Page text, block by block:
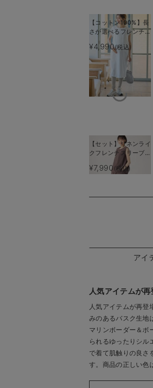
【コットン100%】長
さが選べるフレンチス
リーブワンピース マ
タニティ・産後授乳服
【出産後も長く使え
る】
¥4,990(税込)
【セット】リネンライ
クフレンチスリーブト
ップス＆セミフレアス
カートセットアップ
る】
¥7,990(税込)
アイ
人気アイテムが
人気アイテムが再登
みのあるバスク生地
マリンボーダー＆ボ
られるゆったりシル
で着て肌触りの良さ
す。商品の正しい色